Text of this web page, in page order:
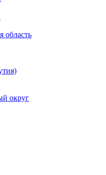
область
округ